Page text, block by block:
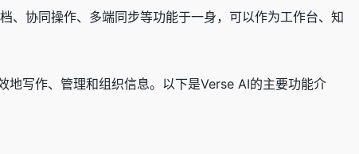
、协同操作、多端同步等功能于一身，可以作为工作台、知
写作、管理和组织信息。以下是Verse AI的主要功能介